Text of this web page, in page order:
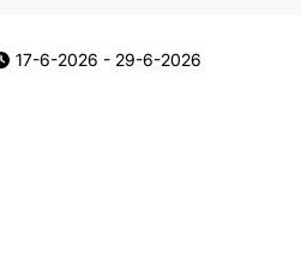
17-6-2026 - 29-6-2026